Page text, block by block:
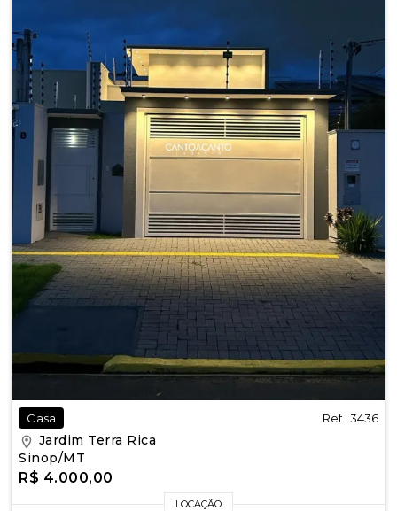
Casa Ref.: 3436
Jardim Terra Rica
Sinop/MT
R$ 4.000,00
LOCAÇÃO